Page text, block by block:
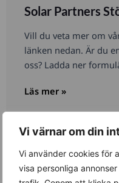
Vi värnar om din
Vi använder cookies för
visa personliga
Solar Partners
Vill du veta mer om
länken nedan. Är du
oss? Ladda ner
Läs mer »
Nyheter